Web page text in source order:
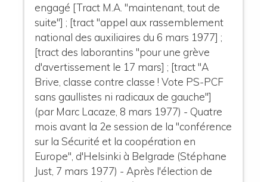
engagé [Tract M.A. "maintenant, tout de
suite"] ; [tract "appel aux rassemblement
national des auxiliaires du 6 mars 1977] ;
[tract des laborantins "pour une grève
d'avertissement le 17 mars] ; [tract "A
Brive, classe contre classe ! Vote PS-PCF
sans gaullistes ni radicaux de gauche"]
(par Marc Lacaze, 8 mars 1977) - Quatre
mois avant la 2e session de la "conférence
sur la Sécurité et la coopération en
Europe", d'Helsinki à Belgrade (Stéphane
Just, 7 mars 1977) - Après l'élection de